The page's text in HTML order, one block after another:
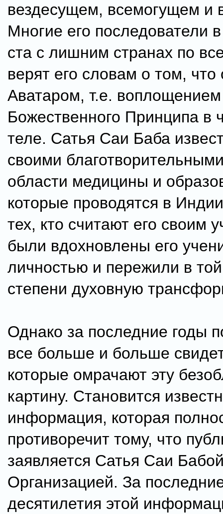
вездесущем, всемогущем и
Многие его последователи
ста с лишним странах по
верят его словам о том, что
Аватаром, т.е.
Божественного Принципа в
теле. Сатья Саи Баба
своими
области медицины и
которые проводятся в
тех, кто считают его своим
были вдохновлены его
личностью и пережили в
степени духовную
Однако за последние годы
все больше и больше
которые омрачают эту
картину. Становится
информация, которая
противоречит тому, что
заявляется Сатья Саи
Организацией. За
десятилетия этой